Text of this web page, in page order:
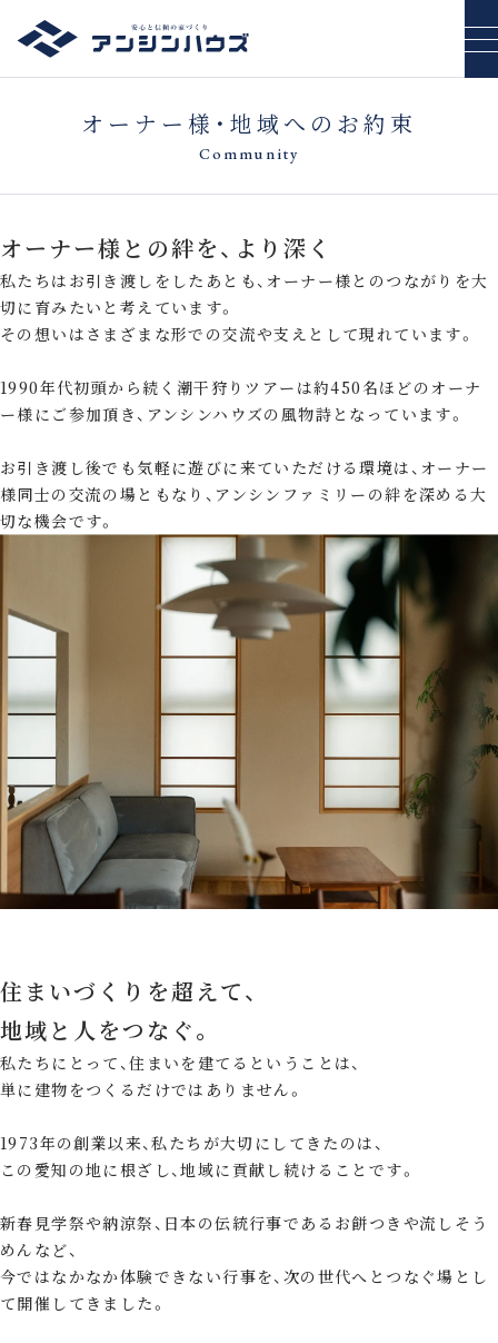
オーナー様・地域へのお約束
Community
オーナー様との絆を、より深く
私たちはお引き渡しをしたあとも、オーナー様とのつながりを大
切に育みたいと考えています。
その想いはさまざまな形での交流や支えとして現れています。
1990年代初頭から続く潮干狩りツアーは約450名ほどのオーナ
ー様にご参加頂き、アンシンハウズの風物詩となっています。
お引き渡し後でも気軽に遊びに来ていただける環境は、オーナー
様同士の交流の場ともなり、アンシンファミリーの絆を深める大
切な機会です。
住まいづくりを超えて、
地域と人をつなぐ。
私たちにとって、住まいを建てるということは、
単に建物をつくるだけではありません。
1973年の創業以来、私たちが大切にしてきたのは、
この愛知の地に根ざし、地域に貢献し続けることです。
新春見学祭や納涼祭、日本の伝統行事であるお餅つきや流しそう
めんなど、
今ではなかなか体験できない行事を、次の世代へとつなぐ場とし
て開催してきました。